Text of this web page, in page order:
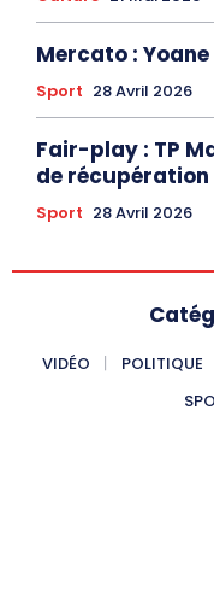
Mercato :
Sport 28 Avril 2026
Fair-play : TP
de
Sport 28 Avril 2026
VIDÉO POLITIQUE